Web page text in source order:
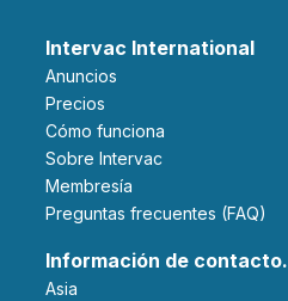
Intervac International
Anuncios
Precios
Cómo funciona
Sobre Intervac
Membresía
Preguntas frecuentes (FAQ)
Información de contacto.
Asia